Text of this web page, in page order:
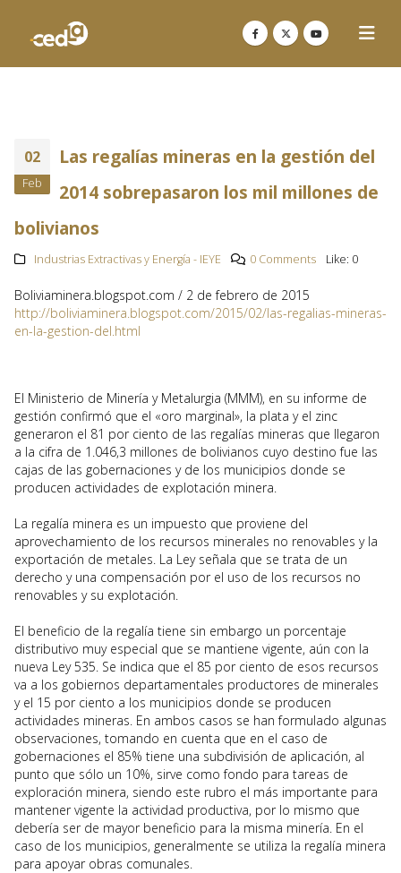
02
Feb
Las regalías mineras en la gestión del
2014 sobrepasaron los mil millones de
bolivianos
Industrias Extractivas y Energía - IEYE 0 Comments Like: 0
Boliviaminera.blogspot.com / 2 de febrero de 2015
http://boliviaminera.blogspot.com/2015/02/las-regalias-mineras-
en-la-gestion-del.html
El Ministerio de Minería y Metalurgia (MMM), en su informe de
gestión confirmó que el «oro marginal», la plata y el zinc
generaron el 81 por ciento de las regalías mineras que llegaron
a la cifra de 1.046,3 millones de bolivianos cuyo destino fue las
cajas de las gobernaciones y de los municipios donde se
producen actividades de explotación minera.
La regalía minera es un impuesto que proviene del
aprovechamiento de los recursos minerales no renovables y la
exportación de metales. La Ley señala que se trata de un
derecho y una compensación por el uso de los recursos no
renovables y su explotación.
El beneficio de la regalía tiene sin embargo un porcentaje
distributivo muy especial que se mantiene vigente, aún con la
nueva Ley 535. Se indica que el 85 por ciento de esos recursos
va a los gobiernos departamentales productores de minerales
y el 15 por ciento a los municipios donde se producen
actividades mineras. En ambos casos se han formulado algunas
observaciones, tomando en cuenta que en el caso de
gobernaciones el 85% tiene una subdivisión de aplicación, al
punto que sólo un 10%, sirve como fondo para tareas de
exploración minera, siendo este rubro el más importante para
mantener vigente la actividad productiva, por lo mismo que
debería ser de mayor beneficio para la misma minería. En el
caso de los municipios, generalmente se utiliza la regalía minera
para apoyar obras comunales.